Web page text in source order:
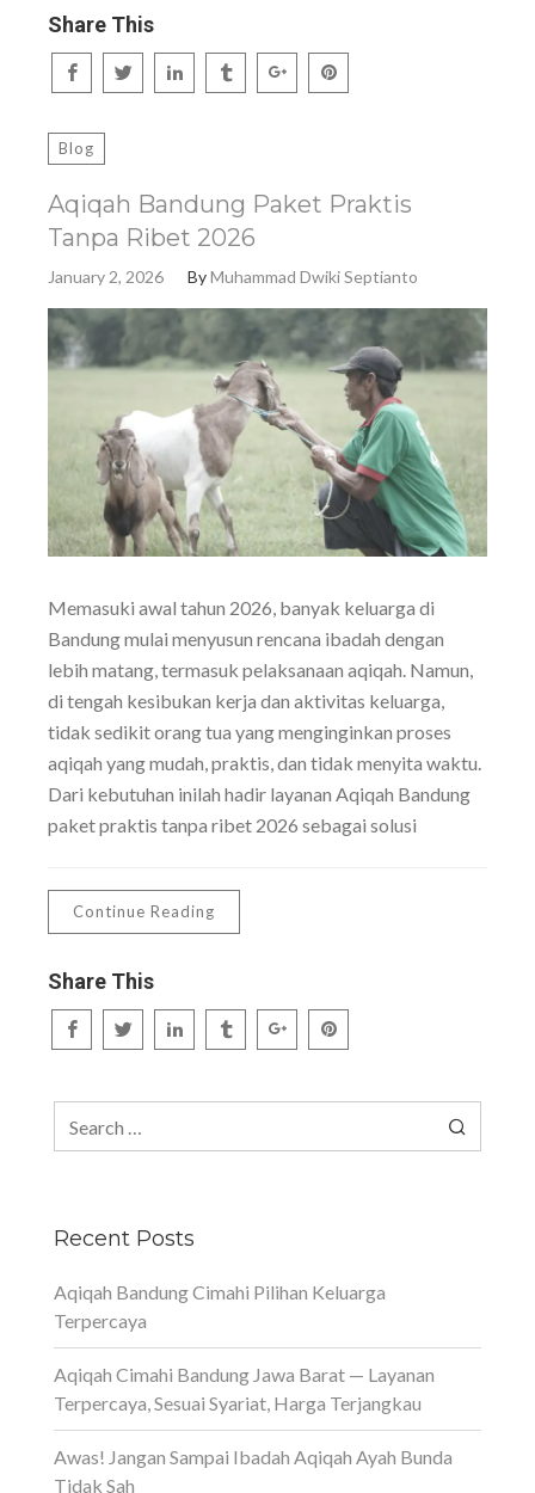
Share This
Blog
Aqiqah Bandung Paket Praktis
Tanpa Ribet 2026
January 2, 2026 ByMuhammad Dwiki Septianto
Memasuki awal tahun 2026, banyak keluarga di
Bandung mulai menyusun rencana ibadah dengan
lebih matang, termasuk pelaksanaan aqiqah. Namun,
di tengah kesibukan kerja dan aktivitas keluarga,
tidak sedikit orang tua yang menginginkan proses
aqiqah yang mudah, praktis, dan tidak menyita waktu.
Dari kebutuhan inilah hadir layanan Aqiqah Bandung
paket praktis tanpa ribet 2026 sebagai solusi
Continue Reading
Share This
Recent Posts
Aqiqah Bandung Cimahi Pilihan Keluarga
Terpercaya
Aqiqah Cimahi Bandung Jawa Barat — Layanan
Terpercaya, Sesuai Syariat, Harga Terjangkau
Awas! Jangan Sampai Ibadah Aqiqah Ayah Bunda
Tidak Sah